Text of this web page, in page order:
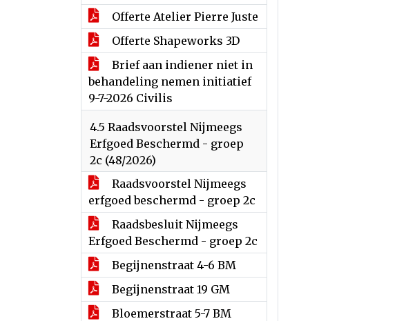
Offerte Atelier Pierre Juste
Offerte Shapeworks 3D
Brief aan indiener niet in
behandeling nemen initiatief
9-7-2026 Civilis
4.5 Raadsvoorstel Nijmeegs
Erfgoed Beschermd - groep
2c (48/2026)
Raadsvoorstel Nijmeegs
erfgoed beschermd - groep 2c
Raadsbesluit Nijmeegs
Erfgoed Beschermd - groep 2c
Begijnenstraat 4-6 BM
Begijnenstraat 19 GM
Bloemerstraat 5-7 BM